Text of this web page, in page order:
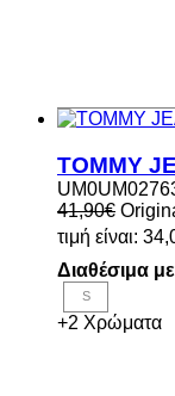
41,90€
τιμή είναι:
Διαθέσιμα
S
+2 Χρώματα